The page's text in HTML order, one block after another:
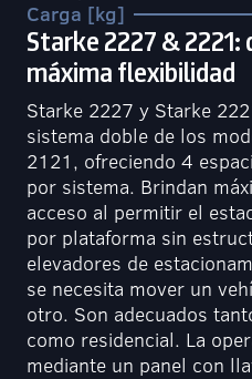
Starke 2227 &
máxima flexibilidad
Starke 2227 y Starke
sistema doble de los
2121, ofreciendo 4
por sistema. Brindan
acceso al permitir el
por plataforma sin
elevadores de
se necesita mover un
otro. Son adecuados
como residencial. La
mediante un panel con
Carga [kg]